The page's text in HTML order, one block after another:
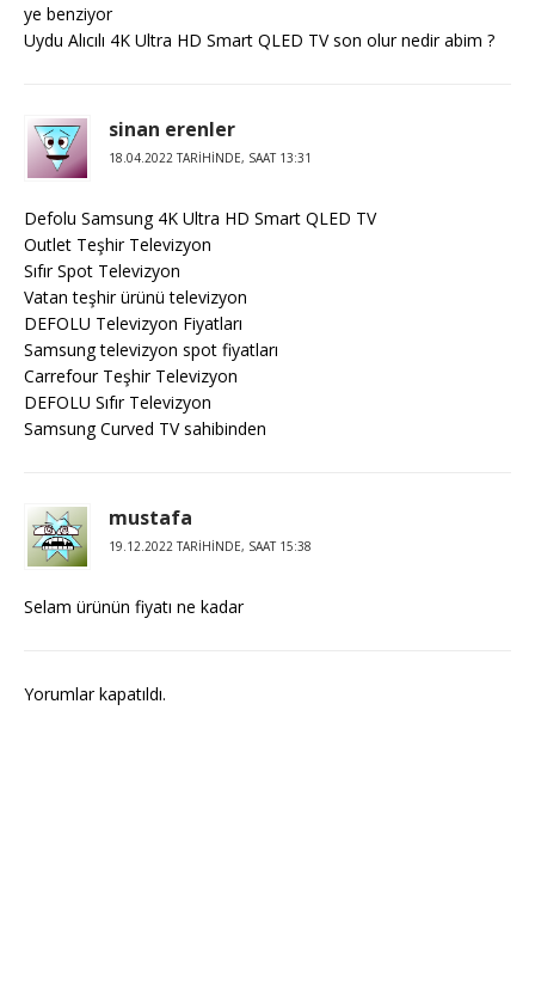
ye benziyor
Uydu Alıcılı 4K Ultra HD Smart QLED TV son olur nedir abim ?
sinan erenler
18.04.2022 TARIHINDE, SAAT 13:31
Defolu Samsung 4K Ultra HD Smart QLED TV
Outlet Teşhir Televizyon
Sıfır Spot Televizyon
Vatan teşhir ürünü televizyon
DEFOLU Televizyon Fiyatları
Samsung televizyon spot fiyatları
Carrefour Teşhir Televizyon
DEFOLU Sıfır Televizyon
Samsung Curved TV sahibinden
mustafa
19.12.2022 TARIHINDE, SAAT 15:38
Selam ürünün fiyatı ne kadar
Yorumlar kapatıldı.